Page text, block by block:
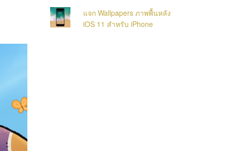
แจก Wallpapers ภาพพื้นหลัง
iOS 11 สำหรับ iPhone